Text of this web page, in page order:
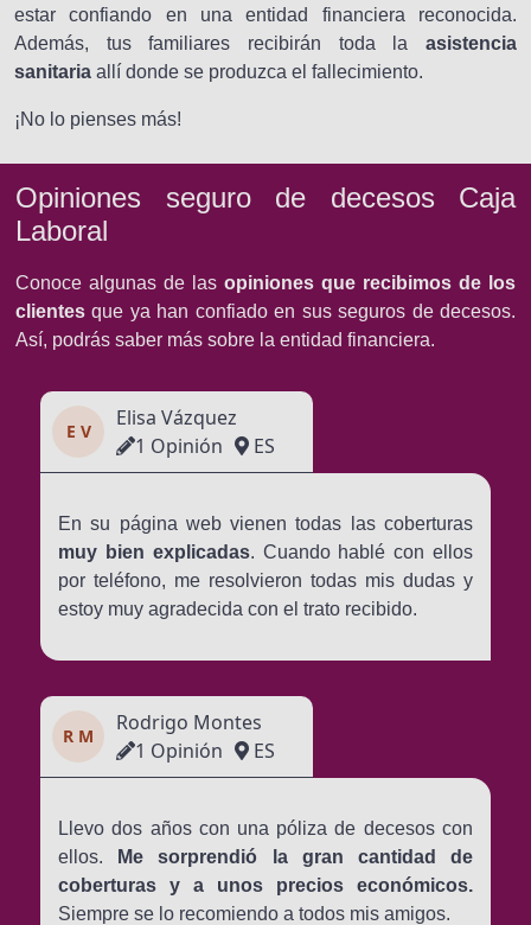
estar confiando en una entidad financiera reconocida.
Además, tus familiares recibirán toda la asistencia
sanitaria allí donde se produzca el fallecimiento.
¡No lo pienses más!
Opiniones seguro de decesos Caja
Laboral
Conoce algunas de las opiniones que recibimos de los
clientes que ya han confiado en sus seguros de decesos.
Así, podrás saber más sobre la entidad financiera.
E V
Elisa Vázquez
1 Opinión
ES
En su página web vienen todas las coberturas
muy bien explicadas. Cuando hablé con ellos
por teléfono, me resolvieron todas mis dudas y
estoy muy agradecida con el trato recibido.
R M
Rodrigo Montes
1 Opinión
ES
Llevo dos años con una póliza de decesos con
ellos.
Me sorprendió la gran cantidad de
coberturas y a unos precios económicos.
Siempre se lo recomiendo a todos mis amigos.